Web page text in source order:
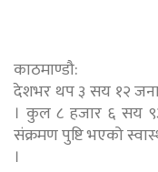
काठमाण्डौ:
देशभर थप ३ सय १२
। कुल ८ हजार ६ सय
संक्रमण पुष्टि भएको
।